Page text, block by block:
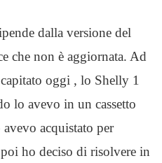
dalla versione del
che non è aggiornata. Ad
oggi , lo Shelly 1
lo avevo in un cassetto
acquistato per
ho deciso di risolvere in